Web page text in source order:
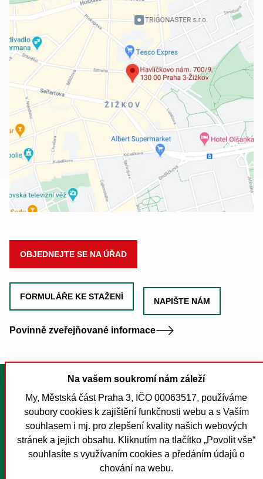
Na vašem soukromí nám záleží
My, Městská část Praha 3, IČO 00063517, používáme
soubory cookies k zajištění funkčnosti webu a s Vaším
souhlasem i mj. pro zlepšení kvality našich webových
stránek a jejich obsahu. Kliknutím na tlačítko „Povolit vše“
souhlasíte s využívaním cookies a předáním údajů o
chování na webu.
OBJEDNEJTE SE NA ÚŘAD
FORMULÁŘE KE STAŽENÍ NAPIŠTE NÁM
Povinně zveřejňované informace
Tisk stránky
Mapa stránek
Prohlášení o přístupnosti
Nastavení cookies
O MČ Praha 3